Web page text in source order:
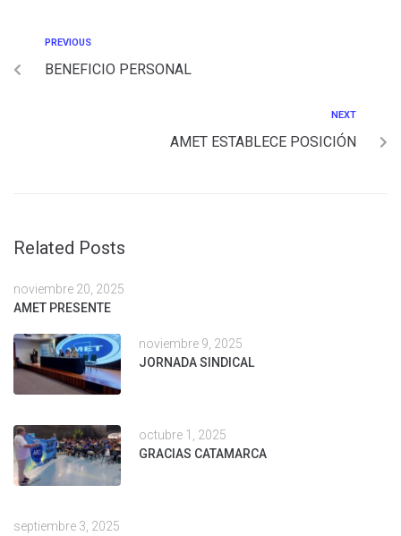
PREVIOUS
BENEFICIO PERSONAL
NEXT
AMET ESTABLECE POSICIÓN
Related Posts
noviembre 20, 2025
AMET PRESENTE
noviembre 9, 2025
JORNADA SINDICAL
octubre 1, 2025
GRACIAS CATAMARCA
septiembre 3, 2025